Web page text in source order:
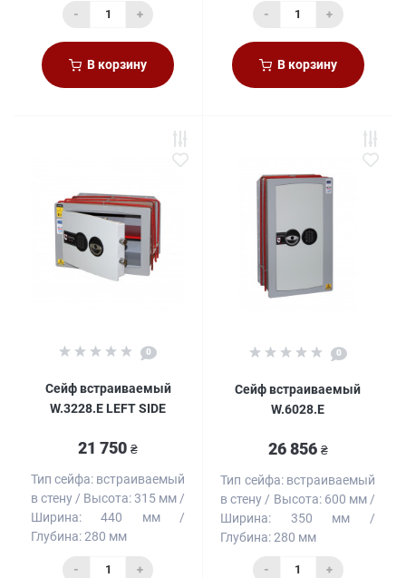
- +
В корзину
- +
В корзину
0
Сейф встраиваемый
W.3228.E LEFT SIDE
21 750 ₴
Тип сейфа: встраиваемый
в стену
Высота:315 мм
Ширина:
440 мм
Глубина:280 мм
- +
0
Сейф встраиваемый
W.6028.E
26 856 ₴
Тип сейфа: встраиваемый
в стену
Высота: 600 мм
Ширина:
350 мм
Глубина:280 мм
- +